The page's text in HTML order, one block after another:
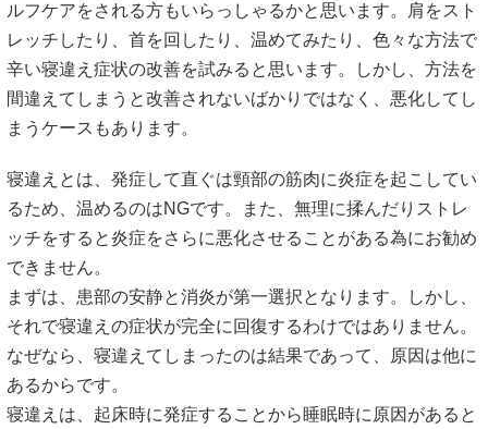
ルフケアをされる方もいらっしゃるかと思います。肩をスト
レッチしたり、首を回したり、温めてみたり、色々な方法で
辛い寝違え症状の改善を試みると思います。しかし、方法を
間違えてしまうと改善されないばかりではなく、悪化してし
まうケースもあります。
寝違えとは、発症して直ぐは頸部の筋肉に炎症を起こしてい
るため、温めるのはNGです。また、無理に揉んだりストレ
ッチをすると炎症をさらに悪化させることがある為にお勧め
できません。
まずは、患部の安静と消炎が第一選択となります。しかし、
それで寝違えの症状が完全に回復するわけではありません。
なぜなら、寝違えてしまったのは結果であって、原因は他に
あるからです。
寝違えは、起床時に発症することから睡眠時に原因があると